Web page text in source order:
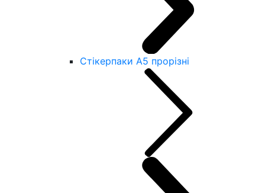
Стікерпаки А5 прорізні